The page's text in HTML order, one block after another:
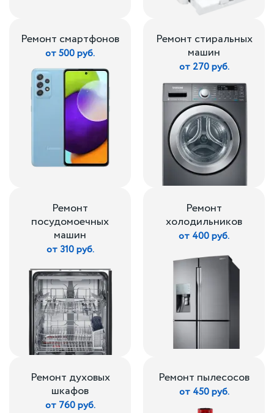
Ремонт смартфонов
от 500 руб.
Ремонт стиральных
машин
от 270 руб.
Ремонт
посудомоечных
машин
от 310 руб.
Ремонт
холодильников
от 400 руб.
Ремонт духовых
шкафов
от 760 руб.
Ремонт пылесосов
от 450 руб.